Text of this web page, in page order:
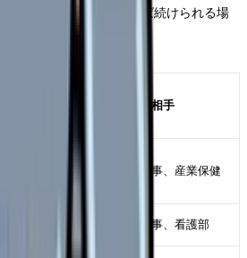
務形態・役割が変われば続けられる場
確認する相手
持ち、委員
師長、人事、産業保健
科相性が主因 師長、人事、看護部